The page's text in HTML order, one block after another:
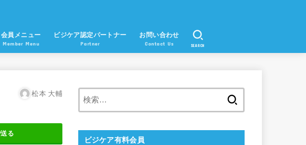
会員メニュー
Member Menu
ビジケア認定パートナー
Partner
お問い合わせ
Contact Us SEARCH
松本 大輔
送る
ビジケア有料会員